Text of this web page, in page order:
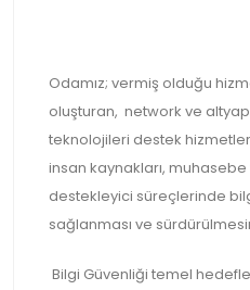
Odamız; vermiş olduğu
oluşturan, network ve
teknolojileri destek
insan kaynakları,
destekleyici süreçlerinde
sağlanması ve
Bilgi Güvenliği temel